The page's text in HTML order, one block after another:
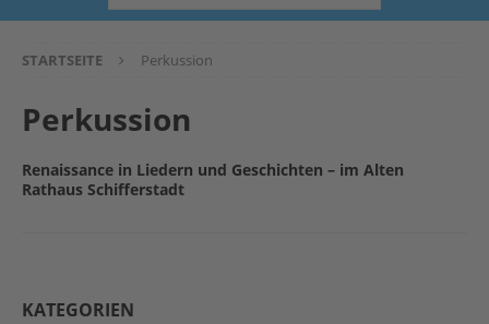
STARTSEITE Perkussion
Perkussion
Renaissance in Liedern und Geschichten – im Alten
Rathaus Schifferstadt
KATEGORIEN